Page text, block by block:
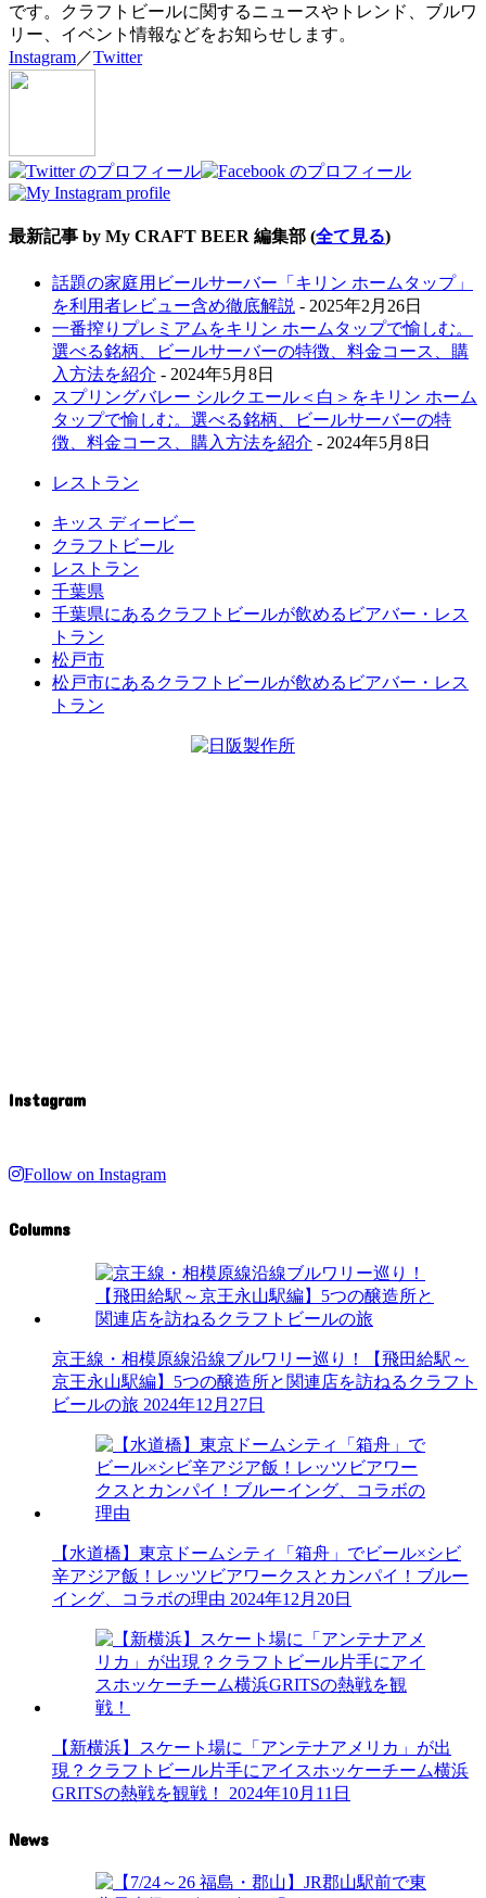
です。クラフトビールに関するニュースやトレンド、ブルワ
リー、イベント情報などをお知らせします。
Instagram／Twitter
最新記事 by My CRAFT BEER 編集部 (全て見る)
話題の家庭用ビールサーバー「キリン ホームタップ」
を利用者レビュー含め徹底解説 - 2025年2月26日
一番搾りプレミアムをキリン ホームタップで愉しむ。
選べる銘柄、ビールサーバーの特徴、料金コース、購
入方法を紹介 - 2024年5月8日
スプリングバレー シルクエール＜白＞をキリン ホーム
タップで愉しむ。選べる銘柄、ビールサーバーの特
徴、料金コース、購入方法を紹介 - 2024年5月8日
レストラン
キッス ディービー
クラフトビール
レストラン
千葉県
千葉県にあるクラフトビールが飲めるビアバー・レス
トラン
松戸市
松戸市にあるクラフトビールが飲めるビアバー・レス
トラン
Instagram
Follow on Instagram
Columns
京王線・相模原線沿線ブルワリー巡り！【飛田給駅～
京王永山駅編】5つの醸造所と関連店を訪ねるクラフト
ビールの旅 2024年12月27日
【水道橋】東京ドームシティ「箱舟」でビール×シビ
辛アジア飯！レッツビアワークスとカンパイ！ブルー
イング、コラボの理由 2024年12月20日
【新横浜】スケート場に「アンテナアメリカ」が出
現？クラフトビール片手にアイスホッケーチーム横浜
GRITSの熱戦を観戦！
2024年10月11日
News